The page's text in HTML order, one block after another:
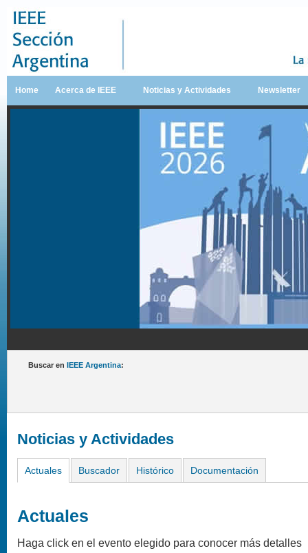
Home Acerca de IEEE Noticias y Actividades Newsletter
Buscar en IEEE Argentina:
Noticias y Actividades
Actuales Buscador Histórico Documentación
Actuales
Haga click en el evento elegido para conocer más detalles